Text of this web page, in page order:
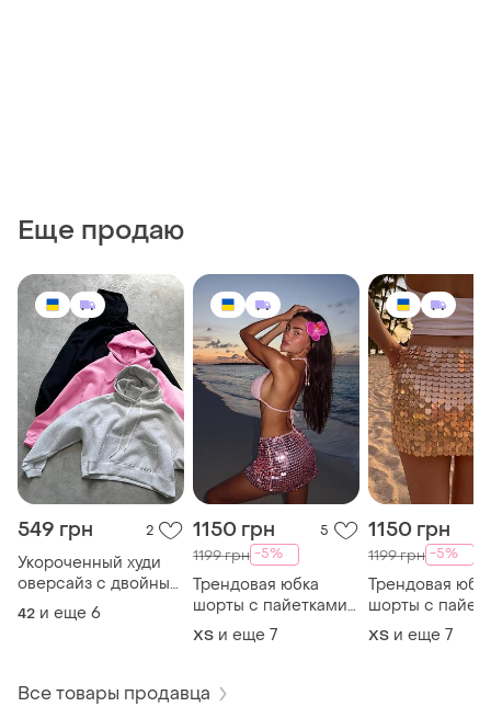
Еще продаю
549 грн 2
Укороченный худи
оверсайз с двойным
капюшоном
короткое двунитка
oversize
42 и еще 6
1150 грн 5
1199 грн -5%
Трендовая юбка
шорты с пайетками
мини блестящая с
вшитыми шортиками
летняя жемчужина
ХS и еще 7
1150 грн
1199 грн -5%
Трендовая
шорты с
мини
вшитыми
ХS и еще 7
Все товары продавца